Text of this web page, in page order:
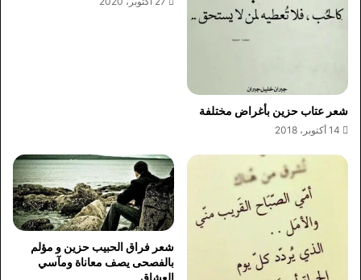
شعر عتاب حزين بأغراض مختلفة
14 أكتوبر، 2018
شعر فراق الحبيب حزين و مؤلم
بالفصحى يصف معاناة ومآسي
العشاق